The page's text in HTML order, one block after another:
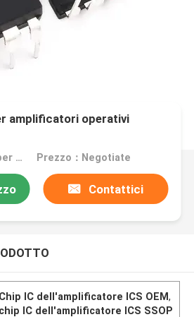
amplificatori operativi
MOQ：1000; ((1pcs per campione) Prezzo：Negotiate
Contattici
Chip IC dell'amplificatore ICS OEM,
chip IC dell'amplificatore ICS SSOP